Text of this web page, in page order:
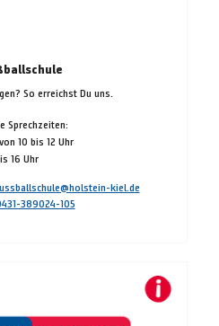
So erreichst Du uns.
Sprechzeiten:
10 bis 12 Uhr
16 Uhr
kiel.de
389024-105